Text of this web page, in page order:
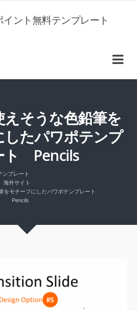
ント無料テンプレート
えそうな色鉛筆を
したパワポテンプ
ト Pencils
ンプレート
外サイト
をモチーフにしたパワポテンプレート
Pencils